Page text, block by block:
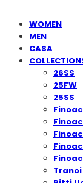
WOMEN
MEN
CASA
26SS
25FW
25SS
Tranoi